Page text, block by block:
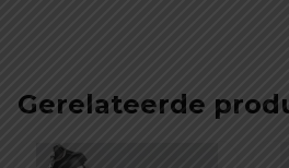
Gerelateerde